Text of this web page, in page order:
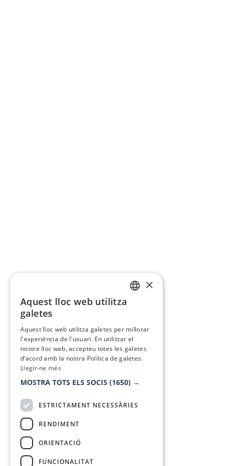
×
Aquest lloc web utilitza
galetes
Aquest lloc web utilitza galetes per millorar
l'experiència de l'usuari. En utilitzar el
nostre lloc web, accepteu totes les galetes
d’acord amb la nostra Política de galetes.
Llegir-ne més
MOSTRA TOTS ELS SOCIS (1650) →
ESTRICTAMENT NECESSÀRIES
RENDIMENT
ORIENTACIÓ
FUNCIONALITAT